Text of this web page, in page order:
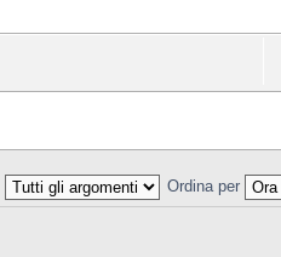
Ordina per